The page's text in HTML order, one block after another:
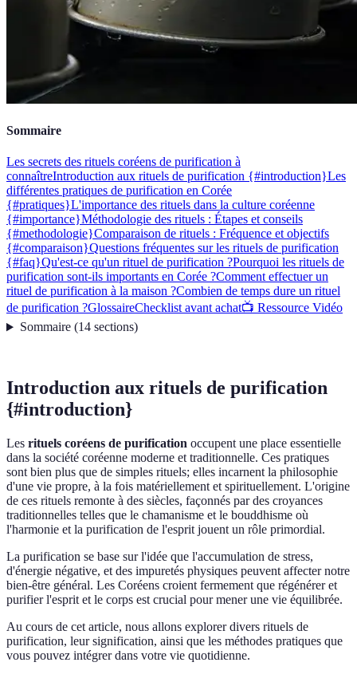
Sommaire
Les secrets des rituels coréens de purification à
connaîtreIntroduction aux rituels de purification {#introduction}Les
différentes pratiques de purification en Corée
{#pratiques}L'importance des rituels dans la culture coréenne
{#importance}Méthodologie des rituels : Étapes et conseils
{#methodologie}Comparaison de rituels : Fréquence et objectifs
{#comparaison}Questions fréquentes sur les rituels de purification
{#faq}Qu'est-ce qu'un rituel de purification ?Pourquoi les rituels de
purification sont-ils importants en Corée ?Comment effectuer un
rituel de purification à la maison ?Combien de temps dure un rituel
de purification ?GlossaireChecklist avant achat📺 Ressource Vidéo
Sommaire(14 sections)
Introduction aux rituels de purification
{#introduction}
Les rituels coréens de purification occupent une place essentielle
dans la société coréenne moderne et traditionnelle. Ces pratiques
sont bien plus que de simples rituels; elles incarnent la philosophie
d'une vie propre, à la fois matériellement et spirituellement. L'origine
de ces rituels remonte à des siècles, façonnés par des croyances
traditionnelles telles que le chamanisme et le bouddhisme où
l'harmonie et la purification de l'esprit jouent un rôle primordial.
La purification se base sur l'idée que l'accumulation de stress,
d'énergie négative, et des impuretés physiques peuvent affecter notre
bien-être général. Les Coréens croient fermement que régénérer et
purifier l'esprit et le corps est crucial pour mener une vie équilibrée.
Au cours de cet article, nous allons explorer divers rituels de
purification, leur signification, ainsi que les méthodes pratiques que
vous pouvez intégrer dans votre vie quotidienne.